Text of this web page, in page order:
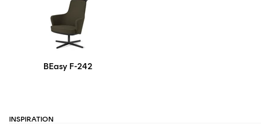
BEasy F-242
INSPIRATION